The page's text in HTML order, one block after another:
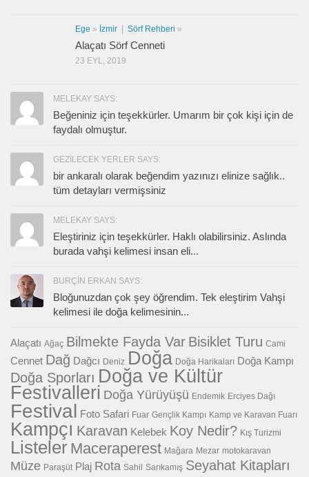
Ege » İzmir Sörf Rehberi »
Alaçatı Sörf Cenneti
23 EYL, 2019
MELEKAY SAYS:
Beğeniniz için teşekkürler. Umarım bir çok kişi için de
faydalı olmuştur.
GEZILECEK YERLER SAYS:
bir ankaralı olarak beğendim yazınızı elinize sağlık..
tüm detayları vermişsiniz
MELEKAY SAYS:
Eleştiriniz için teşekkürler. Haklı olabilirsiniz. Aslında
burada vahşi kelimesi insan eli...
BURÇIN ERKAN SAYS:
Bloğunuzdan çok şey öğrendim. Tek eleştirim Vahşi
kelimesi ile doğa kelimesinin...
Alaçatı Ağaç Bilmekte Fayda Var Bisiklet Turu Cami
Cennet Dağ Dağcı Deniz Doğa Doğa Harikaları Doğa Kampı
Doğa Sporları Doğa ve Kültür
Festivalleri Doğa Yürüyüşü Endemik Erciyes Dağı
Festival Foto Safari Fuar Gençlik Kampı Kamp ve Karavan Fuarı
Kampçı Karavan Kelebek Koy Nedir? Kış Turizmi
Listeler Maceraperest Mağara Mezar motokaravan
Müze Paraşüt Plaj Rota Sahil Sarıkamış Seyahat Kitapları